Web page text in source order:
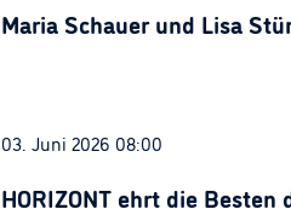
Maria Schauer und Lisa
03. Juni 2026 08:00
HORIZONT ehrt die